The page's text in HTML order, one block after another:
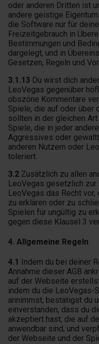
oder anderen Dritten ist
andere geistige
die Software nur für
Freizeitgebrauch in
Bestimmungen und
dargelegt, und in
Gesetzen, Regeln und
3.1.13 Du wirst dich
LeoVegas gegenüber
obszöne Kommentare
Spiele, die auf oder über
sollten in der gleichen
Spiele, die in jeder
Aggressives oder
anderen Nutzern oder
toleriert.
3.2 Zusätzlich zu allen
LeoVegas gesetzlich zur
LeoVegas das Recht
zu erklären oder zu
Spielen für ungültig zu
gegen diese Klausel 3
4. Allgemeine Regeln
4.1 Indem du bei deiner
Annahme dieser AGB
auf der Webseite
indem du die
annimmst, bestätigst du
einverstanden, dass du
akzeptiert hast, die auf
anwendbar sind, und
der Webseite und der